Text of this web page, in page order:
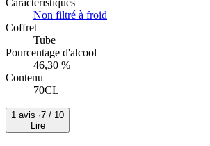
Caractéristiques
Non filtré à froid
Coffret
Tube
Pourcentage d'alcool
46,30 %
Contenu
70CL
1 avis ·7 / 10
Lire